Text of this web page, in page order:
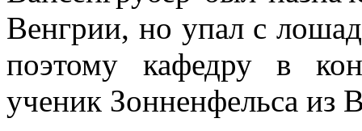
Венгрии, но упал с
поэтому кафедру в
ученик Зонненфельса